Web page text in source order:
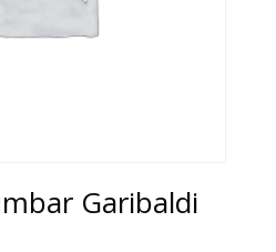
Garibaldi